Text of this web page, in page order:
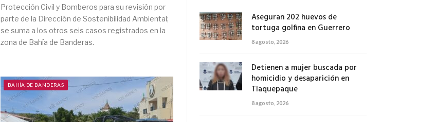
Protección Civil y Bomberos para su revisión por
parte de la Dirección de Sostenibilidad Ambiental;
se suma a los otros seis casos registrados en la
zona de Bahía de Banderas.
BAHÍA DE BANDERAS
Aseguran 202 huevos de
tortuga golfina en Guerrero
8 agosto, 2026
Detienen a mujer buscada por
homicidio y desaparición en
Tlaquepaque
8 agosto, 2026